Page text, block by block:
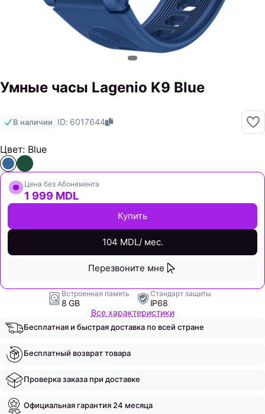
Умные часы Lagenio K9 Blue
В наличии ID: 6017644
Цвет: Blue
Цена без Абонемента
1 999 MDL
Купить
104 MDL/ мес.
Перезвоните мне
Встроенная память
8 GB
Стандарт защиты
IP68
Все характеристики
Бесплатная и быстрая доставка по всей стране
Бесплатный возврат товара
Проверка заказа при доставке
Официальная гарантия 24 месяца